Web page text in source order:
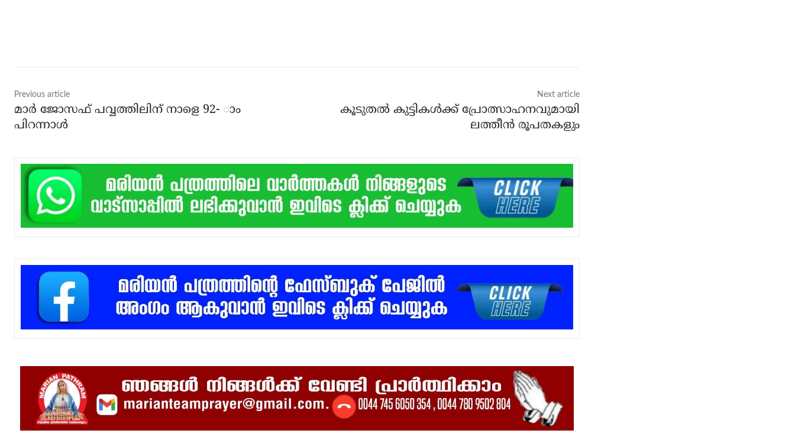
Previous article
മാര്‍ ജോസഫ് പവ്വത്തിലിന് നാളെ 92- ാം
പിറന്നാള്‍
Next article
കൂടുതല്‍ കുട്ടികള്‍ക്ക് പ്രോത്സാഹനവുമായി
ലത്തീന്‍ രൂപതകളും